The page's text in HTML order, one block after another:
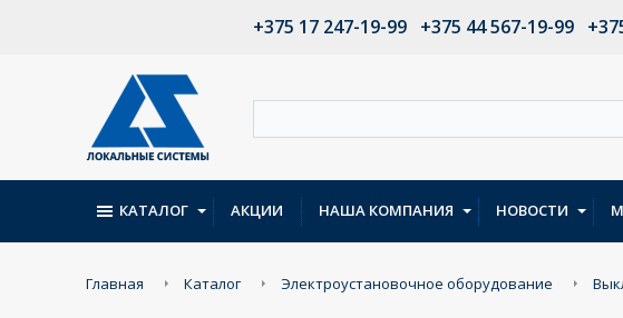
+375 17 247-19-99 +375 44 567-19-99
КАТАЛОГ АКЦИИ НАША КОМПАНИЯ НОВОСТИ
Главная Каталог Электроустановочное оборудование